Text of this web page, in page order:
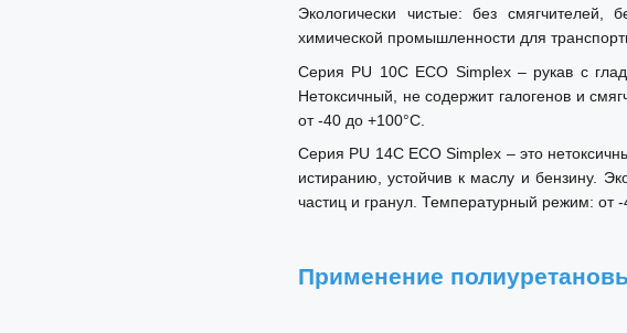
Экологически чистые: без смягчителей,
химической промышленности для
Серия PU 10C ECO Simplex – рукав с
Нетоксичный, не содержит галогенов и
от -40 до +100°C.
Серия PU 14C ECO Simplex – это
истиранию, устойчив к маслу и бензину.
частиц и гранул. Температурный режим: от -
Применение